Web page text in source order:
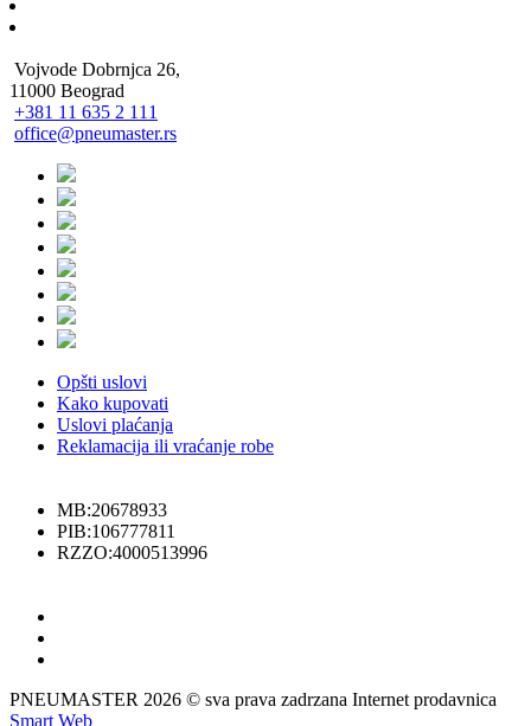
Vojvode Dobrnjca 26,
11000 Beograd
+381 11 635 2 111
office@pneumaster.rs
Opšti uslovi
Kako kupovati
Uslovi plaćanja
Reklamacija ili vraćanje robe
MB:20678933
PIB:106777811
RZZO:4000513996
PNEUMASTER 2026 © sva prava zadrzana Internet prodavnica
Smart Web